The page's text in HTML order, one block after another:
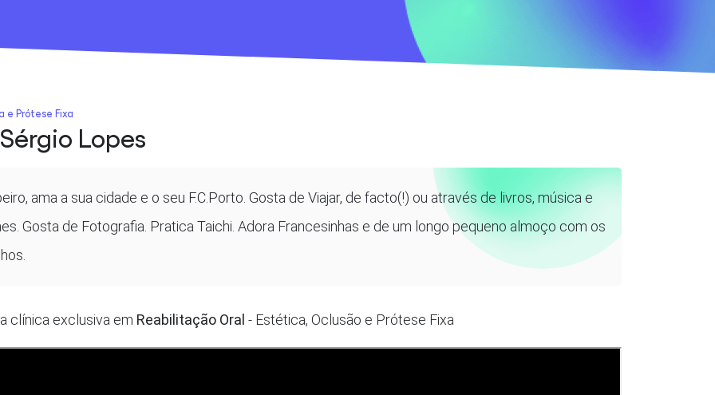
e Prótese Fixa
Lopes
ama a sua cidade e o seu F.C.Porto. Gosta de Viajar, de facto(!) ou através de livros, música e
Gosta de Fotografia. Pratica Taichi. Adora Francesinhas e de um longo pequeno almoço com os
clínica exclusiva em Reabilitação Oral - Estética, Oclusão e Prótese Fixa